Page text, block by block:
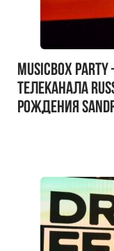
MUSICBOX
телеканала
рождения